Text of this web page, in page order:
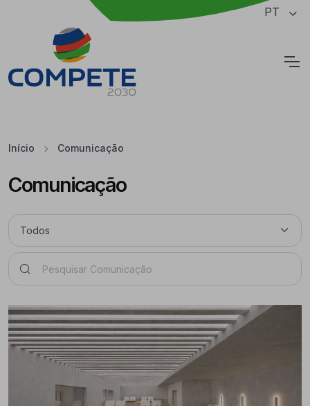
Saltar para o conteúdo principal da página PT
Início Comunicação
Comunicação